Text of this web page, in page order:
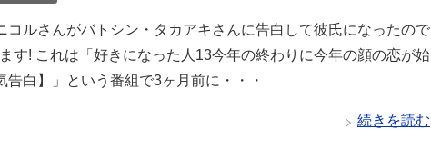
コルさんがバトシン・タカアキさんに告白して彼氏になったので
す! これは「好きになった人13今年の終わりに今年の顔の恋が始
告白】」という番組で3ヶ月前に・・・
続きを読む